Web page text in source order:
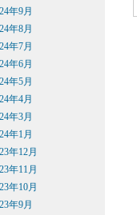
年9月
年8月
年7月
年6月
年5月
年4月
年3月
年1月
年12月
年11月
年10月
年9月